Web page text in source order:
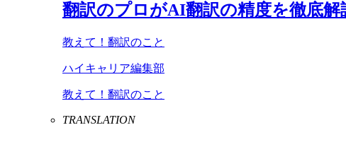
翻訳のプロがAI翻訳の精度を徹底解
教えて！翻訳のこと
ハイキャリア編集部
教えて！翻訳のこと
TRANSLATION